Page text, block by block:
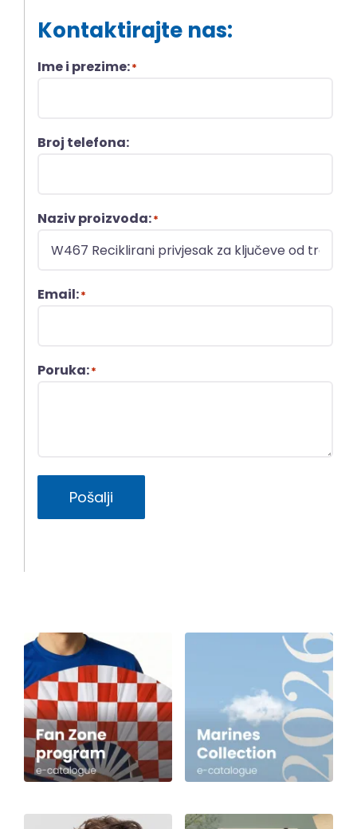
Kontaktirajte nas:
Ime i prezime:*
Broj telefona:
Naziv proizvoda:*
Email:*
Poruka:*
Pošalji